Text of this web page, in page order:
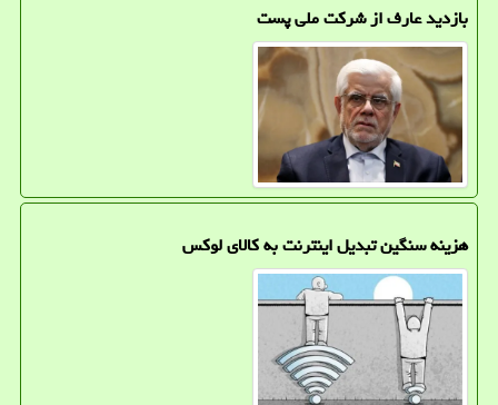
بازدید عارف از شرکت ملی پست
هزینه سنگین تبدیل اینترنت به کالای لوکس